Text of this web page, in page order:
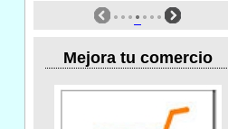
Mejora tu comercio